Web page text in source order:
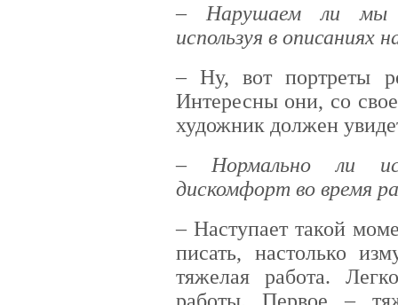
– Нарушаем ли мы
используя в описаниях
– Ну, вот портреты
Интересны они, со
художник должен
– Нормально ли
дискомфорт во время
– Наступает такой
писать, настолько
тяжелая работа.
работы. Первое –